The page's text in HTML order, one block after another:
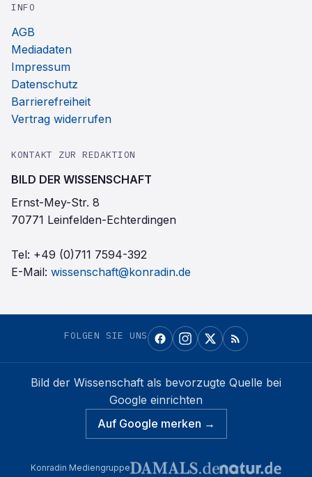
INFO
AGB
Mediadaten
Impressum
Datenschutz
Barrierefreiheit
Vertrag widerrufen
KONTAKT ZUR REDAKTION
BILD DER WISSENSCHAFT
Ernst-Mey-Str. 8
70771 Leinfelden-Echterdingen
Tel: +49 (0)711 7594-392
E-Mail: wissenschaft@konradin.de
FOLGEN SIE UNS
Bild der Wissenschaft als bevorzugte Quelle bei
Google einrichten
Auf Google merken →
Konradin Mediengruppe